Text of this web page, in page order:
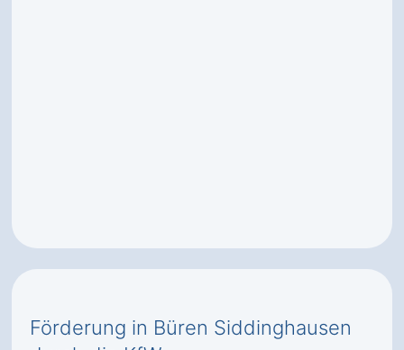
Förderung in Büren Siddinghausen